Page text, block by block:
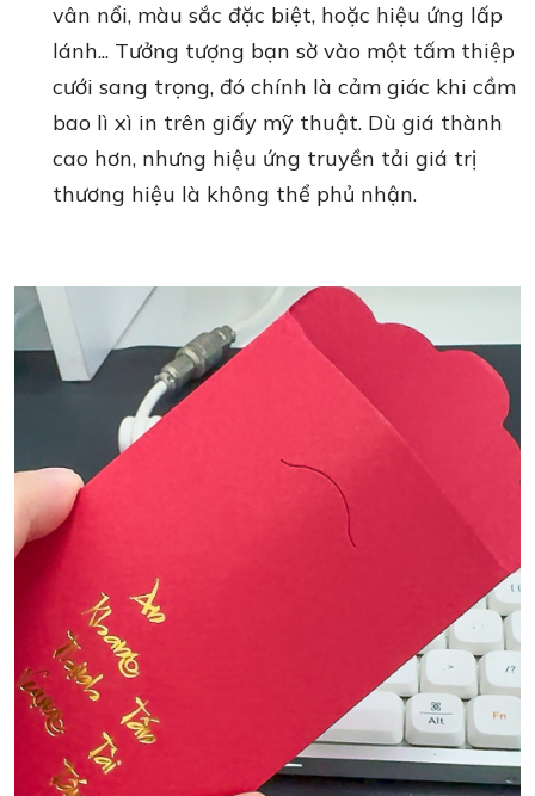
vân nổi, màu sắc đặc biệt, hoặc hiệu ứng lấp
lánh... Tưởng tượng bạn sờ vào một tấm thiệp
cưới sang trọng, đó chính là cảm giác khi cầm
bao lì xì in trên giấy mỹ thuật. Dù giá thành
cao hơn, nhưng hiệu ứng truyền tải giá trị
thương hiệu là không thể phủ nhận.